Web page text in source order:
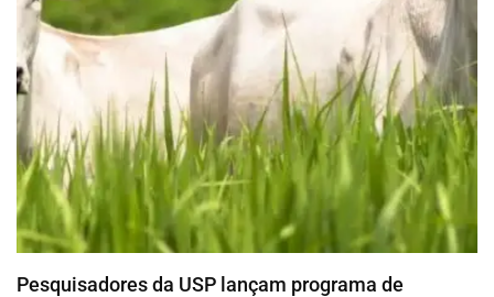
Pesquisadores da USP lançam programa de